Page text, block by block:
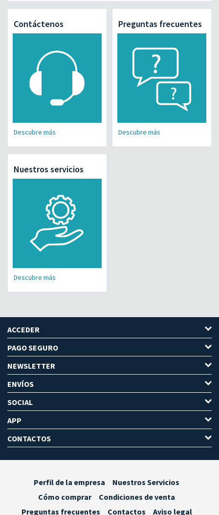
Contáctenos
Descubre más
Preguntas frecuentes
Descubre más
Nuestros servicios
Descubre más
ACCEDER
PAGO SEGURO
NEWSLETTER
ENVÍOS
SOCIAL
APP
CONTACTOS
Perfil de la empresa
Nuestros Servicios
Cómo comprar
Condiciones de venta
Preguntas frecuentes
Contactos Aviso legal